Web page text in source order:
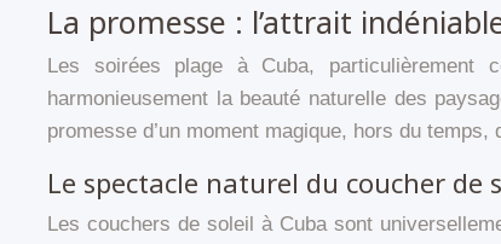
La promesse : l’attrait
Les soirées plage à Cuba, particulièrement
harmonieusement la beauté naturelle des
promesse d’un moment magique, hors du
Le spectacle naturel du coucher de
Les couchers de soleil à Cuba sont